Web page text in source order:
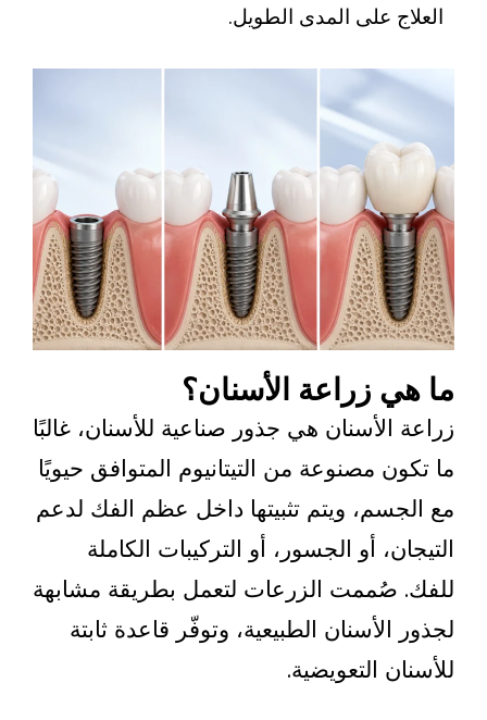
على المدى الطويل.
زراعة الأسنان؟
هي جذور صناعية للأسنان، غالبًا
مصنوعة من التيتانيوم المتوافق حيويًا
ويتم تثبيتها داخل عظم الفك لدعم
أو الجسور، أو التركيبات الكاملة
الزرعات لتعمل بطريقة مشابهة
الطبيعية، وتوفّر قاعدة ثابتة
التعويضية.